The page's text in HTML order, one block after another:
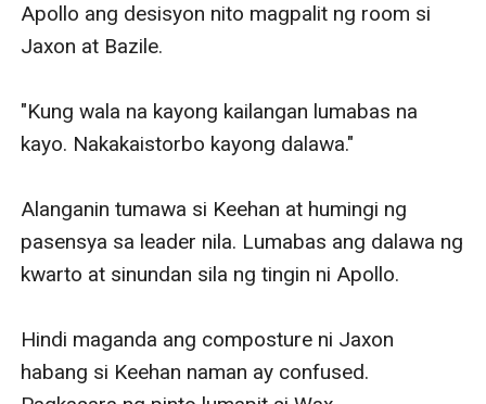
Apollo ang desisyon nito magpalit ng room si
Jaxon at Bazile.
"Kung wala na kayong kailangan lumabas na
kayo. Nakakaistorbo kayong dalawa."
Alanganin tumawa si Keehan at humingi ng
pasensya sa leader nila. Lumabas ang dalawa ng
kwarto at sinundan sila ng tingin ni Apollo.
Hindi maganda ang composture ni Jaxon
habang si Keehan naman ay confused.